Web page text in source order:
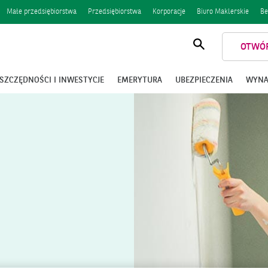
Małe przedsiębiorstwa Przedsiębiorstwa Korporacje Biuro Maklerskie
Otwórz
I INWESTYCJE EMERYTURA UBEZPIECZENIA